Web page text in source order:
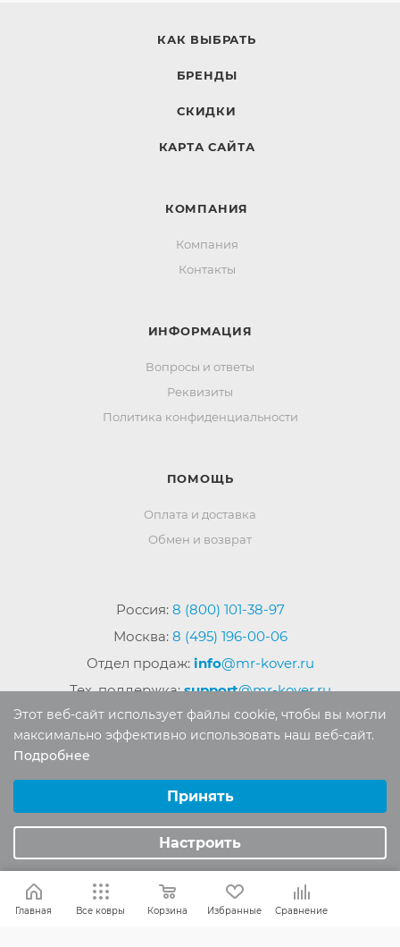
КАК ВЫБРАТЬ
БРЕНДЫ
СКИДКИ
КАРТА САЙТА
КОМПАНИЯ
Компания
Контакты
ИНФОРМАЦИЯ
Вопросы и ответы
Реквизиты
Политика конфиденциальности
ПОМОЩЬ
Оплата и доставка
Обмен и возврат
Россия: 8 (800) 101-38-97
Москва: 8 (495) 196-00-06
Отдел продаж: info@mr-kover.ru
Тех. поддержка:support@mr-kover.ru
материалов сайта без письменного разрешения
запрещено.
Главная Все ковры Корзина Избранные Сравнение
Этот веб-сайт использует файлы cookie, чтобы вы могли
максимально эффективно использовать наш веб-сайт.
Подробнее
Аналитические/Функциональные
Принять
Настроить